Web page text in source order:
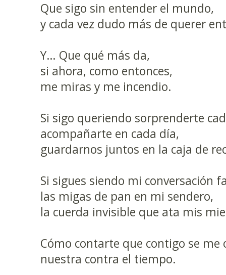
Que sigo sin entender el mundo,
y cada vez dudo más de querer
Y… Que qué más da,
si ahora, como entonces,
me miras y me incendio.
Si sigo queriendo sorprenderte
acompañarte en cada día,
guardarnos juntos en la caja de
Si sigues siendo mi conversación
las migas de pan en mi sendero,
la cuerda invisible que ata mis
Cómo contarte que contigo se me
nuestra contra el tiempo.